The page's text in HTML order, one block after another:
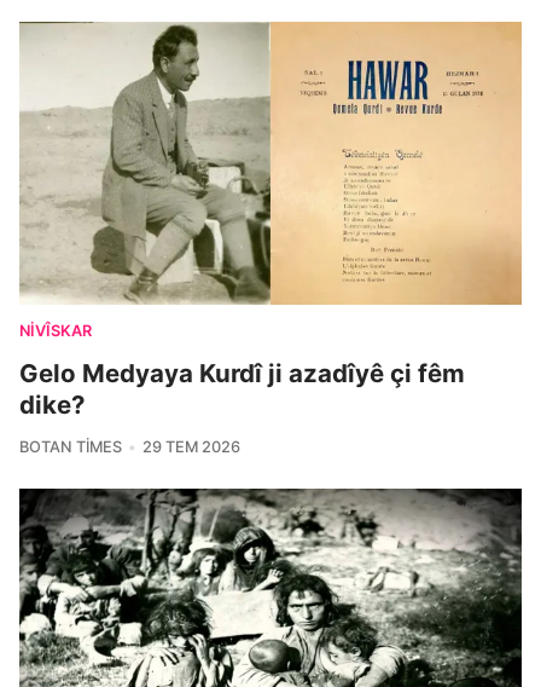
NIVÎSKAR
Gelo Medyaya Kurdî ji azadîyê çi fêm
dike?
BOTAN TIMES 29 TEM 2026